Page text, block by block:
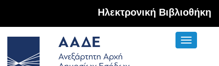
Hλεκτρονική Βιβλιοθήκη
Toggle